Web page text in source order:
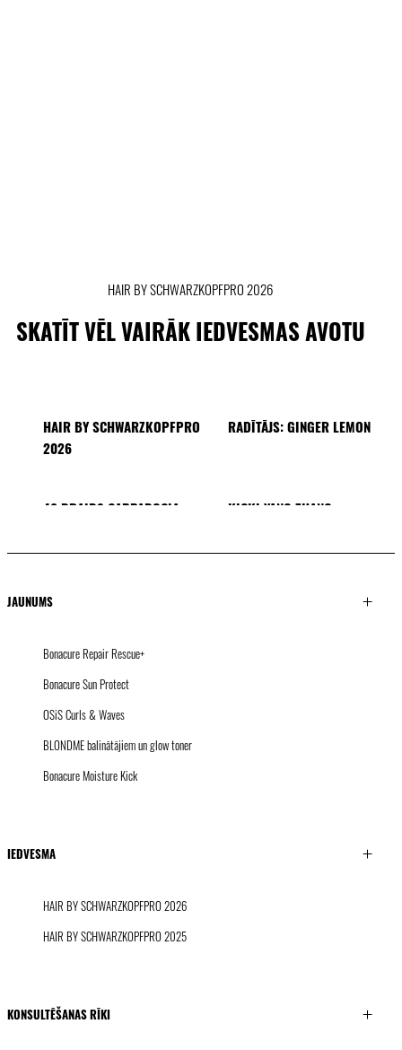
HAIR BY SCHWARZKOPFPRO 2026
SKATĪT VĒL VAIRĀK IEDVESMAS AVOTU
HAIR BY SCHWARZKOPFPRO
2026
RADĪTĀJS: GINGER LEMON
40 BRAIDS CAPPADOCIA KICKI YANG ZHANG
TUSH
JAUNUMS
Bonacure Repair Rescue+
Bonacure Sun Protect
OSiS Curls & Waves
BLONDME balinātājiem un glow toner
Bonacure Moisture Kick
IEDVESMA
HAIR BY SCHWARZKOPFPRO 2026
HAIR BY SCHWARZKOPFPRO 2025
KONSULTĒŠANAS RĪKI